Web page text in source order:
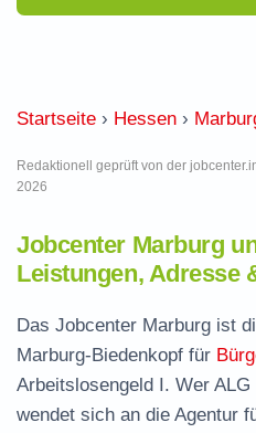
Startseite › Hessen ›
Redaktionell geprüft von der
2026
Jobcenter Marburg
Leistungen, Adresse
Das Jobcenter Marburg ist
Marburg-Biedenkopf für
Arbeitslosengeld I. Wer
wendet sich an die Agentur